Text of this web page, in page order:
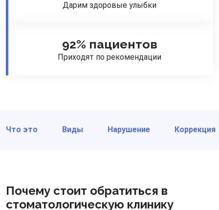
Дарим здоровые улыбки
92% пациентов
Приходят по рекомендации
Что это Виды Нарушение Коррекция
Почему стоит обратиться в
стоматологическую клинику